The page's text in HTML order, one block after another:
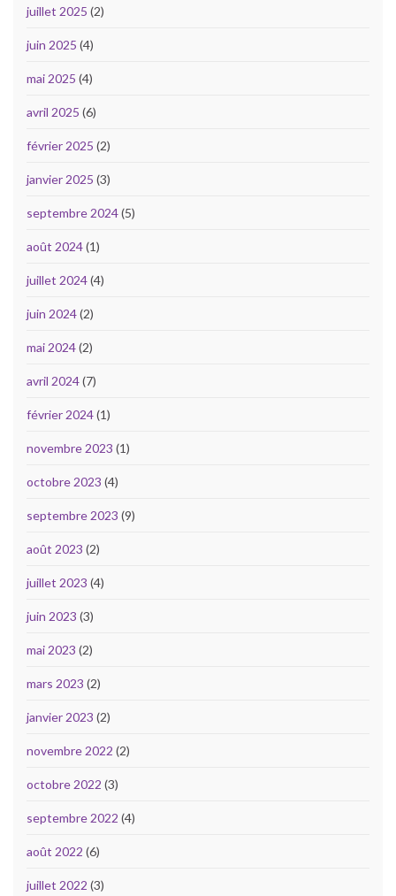
juillet 2025 (2)
juin 2025 (4)
mai 2025 (4)
avril 2025 (6)
février 2025 (2)
janvier 2025 (3)
septembre 2024(5)
août 2024(1)
juillet 2024(4)
juin 2024(2)
mai 2024(2)
avril 2024(7)
février 2024(1)
novembre 2023 (1)
octobre 2023 (4)
septembre 2023 (9)
août 2023 (2)
juillet 2023 (4)
juin 2023 (3)
mai 2023 (2)
mars 2023 (2)
janvier 2023 (2)
novembre 2022 (2)
octobre 2022 (3)
septembre 2022 (4)
août 2022 (6)
juillet 2022 (3)